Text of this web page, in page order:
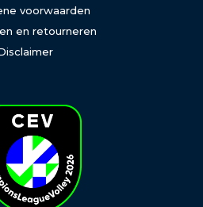
voorwaarden
en retourneren